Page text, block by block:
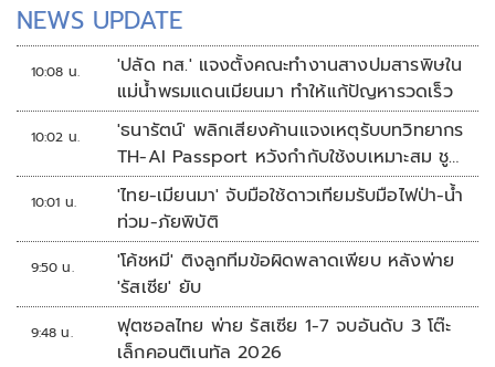
NEWS UPDATE
10:08 น.
'ปลัด ทส.' แจงตั้งคณะทำงานสางปมสารพิษใน
แม่น้ำพรมแดนเมียนมา ทำให้แก้ปัญหารวดเร็ว
10:02 น.
'ธนารัตน์' พลิกเสียงค้านแจงเหตุรับบทวิทยากร
TH-AI Passport หวังกำกับใช้งบเหมาะสม ชู
จุดเด่นคนไทยได้ใช้ AI ระดับโปร ลดเหลื่อมล้ำ
ทางเทคโนโลยี เซฟงบไปกว่า900ล้าน เชื่อหาก
ใช้เต็มที่เอกชนขาดทุนย่อยยับ
10:01 น.
'ไทย-เมียนมา' จับมือใช้ดาวเทียมรับมือไฟป่า-น้ำ
ท่วม-ภัยพิบัติ
9:50 น.
'โค้ชหมี' ติงลูกทีมข้อผิดพลาดเพียบ หลังพ่าย
'รัสเซีย' ยับ
9:48 น.
ฟุตซอลไทย พ่าย รัสเซีย 1-7 จบอันดับ 3 โต๊ะ
เล็กคอนติเนทัล 2026